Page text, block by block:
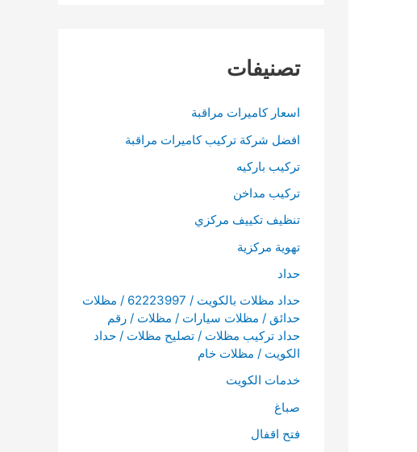
تصنيفات
اسعار كاميرات مراقبة
افضل شركة تركيب كاميرات مراقبة
تركيب باركيه
تركيب مداخن
تنظيف تكييف مركزي
تهوية مركزية
حداد
حداد مظلات بالكويت / 62223997 / مظلات
حدائق / مظلات سيارات / مظلات / رقم
حداد تركيب مظلات / تصليح مظلات / حداد
الكويت / مظلات خام
خدمات الكويت
صباغ
فتح اقفال